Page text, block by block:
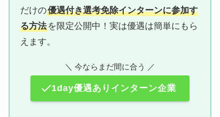
だけの優遇付き選考免除インターンに参加す
る方法を限定公開中！実は優遇は簡単にもら
えます。
＼ 今ならまだ間に合う ／
1day優遇ありインターン企業